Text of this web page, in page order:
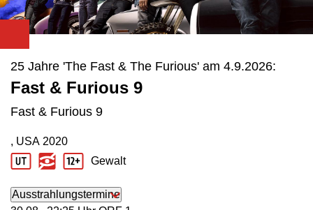
25 Jahre 'The Fast & The Furious' am 4.9.2026:
Fast & Furious 9
Fast & Furious 9
Produktionsland: USA
, USA
Produktionsjahr: 2020
2020
Jugendschutz Beschreibung: Gewalt
Gewalt
Ausstrahlungstermine